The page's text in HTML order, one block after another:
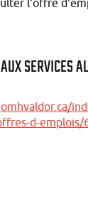
l'offre
SERVICES
d-emplois/